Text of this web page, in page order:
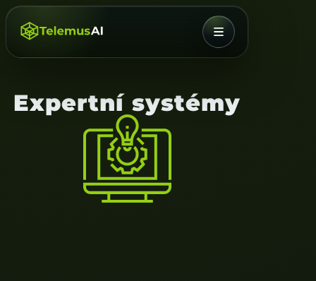
NABÍDKA
Expertní systémy